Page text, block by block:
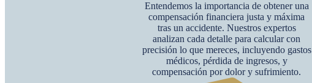
Entendemos la importancia de obtener una
compensación financiera justa y máxima
tras un accidente. Nuestros expertos
analizan cada detalle para calcular con
precisión lo que mereces, incluyendo gastos
médicos, pérdida de ingresos, y
compensación por dolor y sufrimiento.